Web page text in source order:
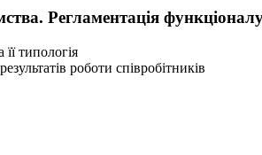
Регламентація
типологія
роботи співробітників